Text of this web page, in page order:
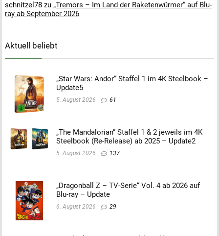
schnitzel78 zu „Tremors – Im Land der Raketenwürmer“ auf Blu-
ray ab September 2026
Aktuell beliebt
„Star Wars: Andor“ Staffel 1 im 4K Steelbook –
Update5
5. August 2026 61
„The Mandalorian“ Staffel 1 & 2 jeweils im 4K
Steelbook (Re-Release) ab 2025 – Update2
5. August 2026 137
„Dragonball Z – TV-Serie“ Vol. 4 ab 2026 auf
Blu-ray – Update
6. August 2026 29